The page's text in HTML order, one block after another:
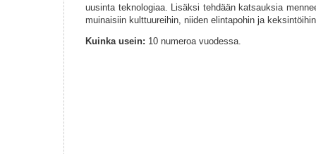
uusinta teknologiaa. Lisäksi tehdään katsauksia
muinaisiin kulttuureihin, niiden elintapohin ja
Kuinka usein: 10 numeroa vuodessa.